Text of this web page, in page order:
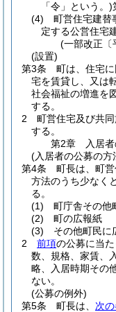
「令」という。)
(4)
町営住宅建
定する公営住宅
(一部改正〔
(設置)
第3条
町は、住宅
宅を賃貸し、又は
社会福祉の増進を
する。
2
町営住宅及び共同
する。
第2章
入居
(入居者の公募の方
第4条
町長は、町
方法のうち少なく
る。
(1)
町庁舎その他
(2)
町の広報紙
(3)
その他町民に
2
前項の公募に当
数、規格、家賃、
略、入居時期その
ない。
(公募の例外)
第5条
町長は、 次